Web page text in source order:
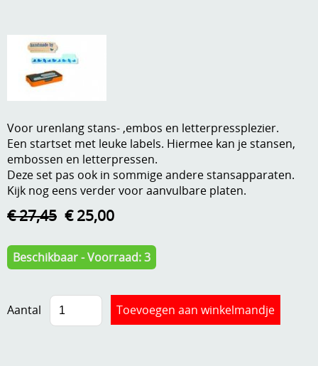
Aanbiedingen
Andere
Dies om te stansen
DVD-CD
Embossen
Handige extra's
Hechtingsmaterialen
Kleurmateriaal-tekenmateriaal
Verzend - en verpakkingsk
Info
Anders creatief
Voor urenlang stans- ,embos en letterpressplezier.
Een startset met leuke labels. Hiermee kan je stansen,
embossen en letterpressen.
Deze set pas ook in sommige andere stansapparaten.
Kijk nog eens verder voor aanvulbare platen.
€ 27,45 € 25,00
Beschikbaar - Voorraad: 3
Aantal